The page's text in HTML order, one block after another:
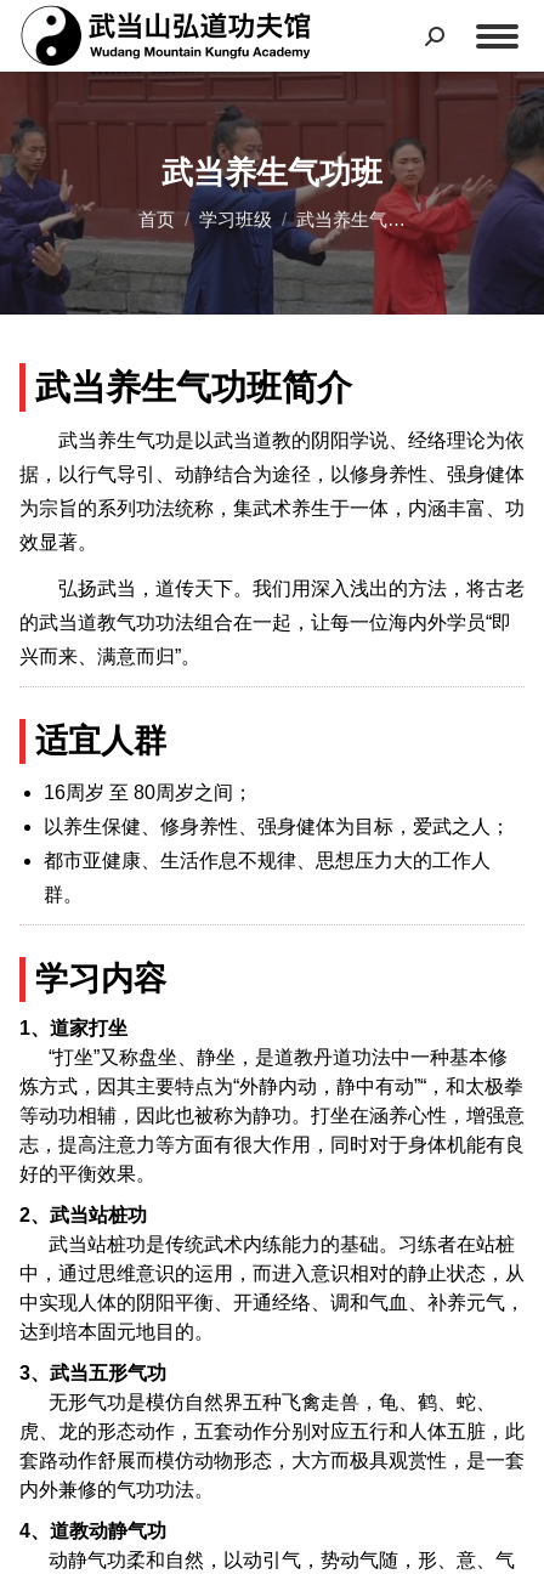
武当养生气功班
您在这里：
首页 学习班级 武当养生气…
武当养生气功班简介
武当养生气功是以武当道教的阴阳学说、经络理论为依
据，以行气导引、动静结合为途径，以修身养性、强身健体
为宗旨的系列功法统称，集武术养生于一体，内涵丰富、功
效显著。
弘扬武当，道传天下。我们用深入浅出的方法，将古老
的武当道教气功功法组合在一起，让每一位海内外学员“即
兴而来、满意而归”。
适宜人群
16周岁 至 80周岁之间；
以养生保健、修身养性、强身健体为目标，爱武之人；
都市亚健康、生活作息不规律、思想压力大的工作人
群。
学习内容
1、道家打坐
“打坐”又称盘坐、静坐，是道教丹道功法中一种基本修
炼方式，因其主要特点为“外静内动，静中有动”“，和太极拳
等动功相辅，因此也被称为静功。打坐在涵养心性，增强意
志，提高注意力等方面有很大作用，同时对于身体机能有良
好的平衡效果。
2、武当站桩功
武当站桩功是传统武术内练能力的基础。习练者在站桩
中，通过思维意识的运用，而进入意识相对的静止状态，从
中实现人体的阴阳平衡、开通经络、调和气血、补养元气，
达到培本固元地目的。
3、武当五形气功
无形气功是模仿自然界五种飞禽走兽，龟、鹤、蛇、
虎、龙的形态动作，五套动作分别对应五行和人体五脏，此
套路动作舒展而模仿动物形态，大方而极具观赏性，是一套
内外兼修的气功功法。
4、道教动静气功
动静气功柔和自然，以动引气，势动气随，形、意、气